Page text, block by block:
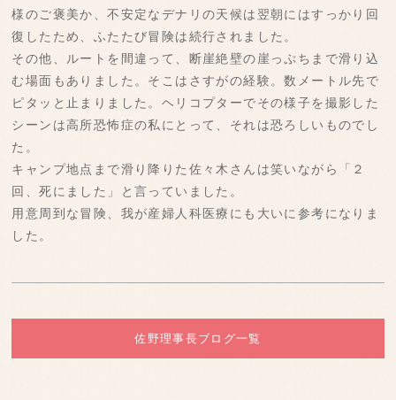
様のご褒美か、不安定なデナリの天候は翌朝にはすっかり回
復したため、ふたたび冒険は続行されました。
その他、ルートを間違って、断崖絶壁の崖っぷちまで滑り込
む場面もありました。そこはさすがの経験。数メートル先で
ピタッと止まりました。ヘリコプターでその様子を撮影した
シーンは高所恐怖症の私にとって、それは恐ろしいものでし
た。
キャンプ地点まで滑り降りた佐々木さんは笑いながら「２
回、死にました」と言っていました。
用意周到な冒険、我が産婦人科医療にも大いに参考になりま
した。
佐野理事長ブログ一覧